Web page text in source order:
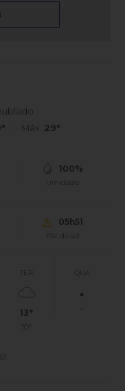
Máx. 29°
100%
Umidade
05h51
Pôr do sol
TER
13°
10°
QUA
°